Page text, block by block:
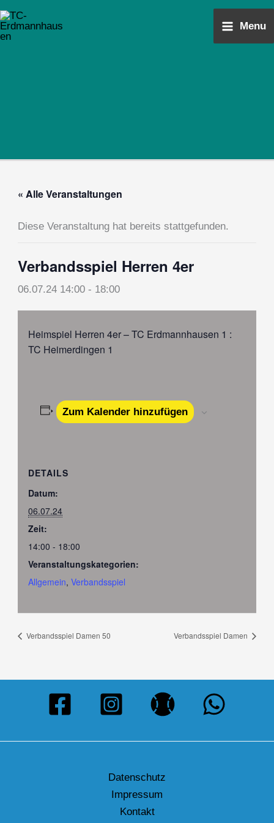
Zum
Inhalt
springen
Main
Menu
Menu
« Alle Veranstaltungen
Diese Veranstaltung hat bereits stattgefunden.
Verbandsspiel Herren 4er
06.07.24 14:00 - 18:00
Heimspiel Herren 4er – TC Erdmannhausen 1 :
TC Heimerdingen 1
Zum Kalender hinzufügen
DETAILS
Datum:
06.07.24
Zeit:
14:00 - 18:00
Veranstaltungskategorien:
Allgemein,Verbandsspiel
Verbandsspiel Damen 50 Verbandsspiel Damen
Datenschutz
Impressum
Kontakt